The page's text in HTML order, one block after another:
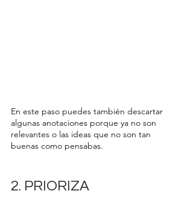
En este paso puedes también descartar
algunas anotaciones porque ya no son
relevantes o las ideas que no son tan
buenas como pensabas.
2. PRIORIZA